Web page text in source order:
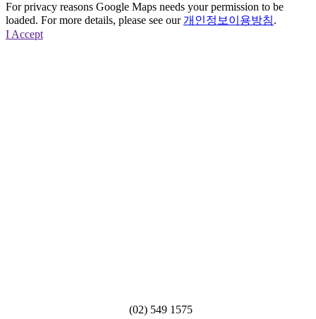
For privacy reasons Google Maps needs your permission to be
loaded. For more details, please see our개인정보이용방침.
I Accept
(02) 549 1575